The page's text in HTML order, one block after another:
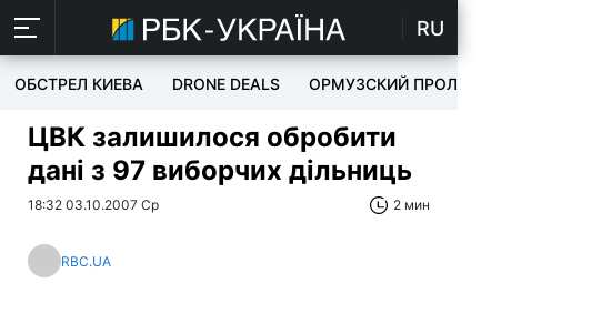
RU
ОБСТРЕЛ КИЕВА DRONE DEALS ОРМУЗСКИЙ ПРОЛИВ
ЦВК залишилося обробити
дані з 97 виборчих дільниць
18:32 03.10.2007 Ср 2 мин
RBC.UA